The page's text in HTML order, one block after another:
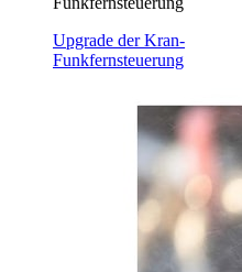
Upgrade der Kran-
Funkfernsteuerung